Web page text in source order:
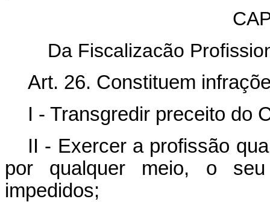
Da Fiscalizacão
Art. 26. Constituem
I - Transgredir preceito do
II - Exercer a profissão
por qualquer meio, o
impedidos;